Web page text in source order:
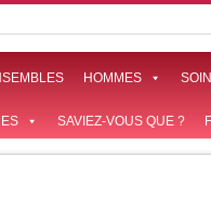
HOMMES
SAVIEZ-VOUS QUE ?